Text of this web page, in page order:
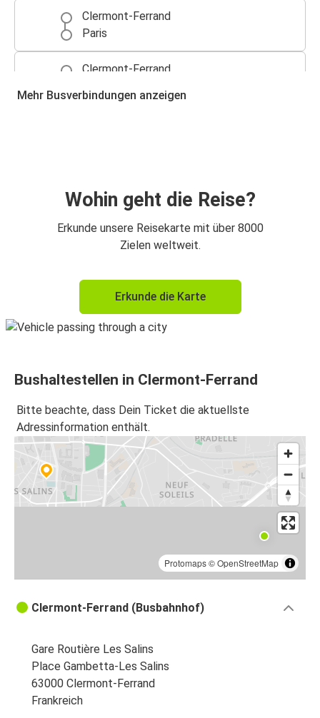
Clermont-Ferrand
Paris
Clermont-Ferrand
Clermont-Ferrand
Clermont-Ferrand
Bordeaux
Bordeaux
Clermont-Ferrand
Clermont-Ferrand
Toulouse
Clermont-Ferrand
Clermont-Ferrand
Toulouse
Clermont-Ferrand
Montpellier
Clermont-Ferrand
Clermont-Ferrand
Clermont-Ferrand
Nizza
Montpellier
Mehr Busverbindungen anzeigen
Wohin geht die Reise?
Erkunde unsere Reisekarte mit über 8000
Zielen weltweit.
Erkunde die Karte
Bushaltestellen in Clermont-Ferrand
Bitte beachte, dass Dein Ticket die aktuellste
Adressinformation enthält.
Protomaps©OpenStreetMap
Clermont-Ferrand (Busbahnhof)
Gare Routière Les Salins
Place Gambetta-Les Salins
63000 Clermont-Ferrand
Frankreich